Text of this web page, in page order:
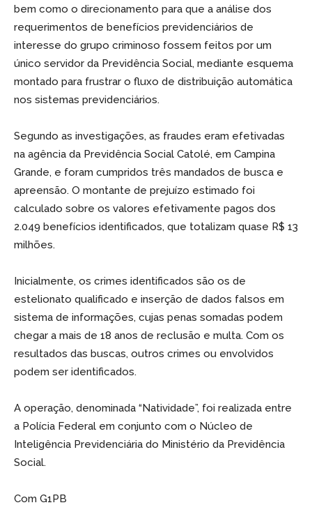
bem como o direcionamento para que a análise dos
requerimentos de benefícios previdenciários de
interesse do grupo criminoso fossem feitos por um
único servidor da Previdência Social, mediante esquema
montado para frustrar o fluxo de distribuição automática
nos sistemas previdenciários.
Segundo as investigações, as fraudes eram efetivadas
na agência da Previdência Social Catolé, em Campina
Grande, e foram cumpridos três mandados de busca e
apreensão. O montante de prejuízo estimado foi
calculado sobre os valores efetivamente pagos dos
2.049 benefícios identificados, que totalizam quase R$ 13
milhões.
Inicialmente, os crimes identificados são os de
estelionato qualificado e inserção de dados falsos em
sistema de informações, cujas penas somadas podem
chegar a mais de 18 anos de reclusão e multa. Com os
resultados das buscas, outros crimes ou envolvidos
podem ser identificados.
A operação, denominada “Natividade”, foi realizada entre
a Polícia Federal em conjunto com o Núcleo de
Inteligência Previdenciária do Ministério da Previdência
Social.
Com G1PB